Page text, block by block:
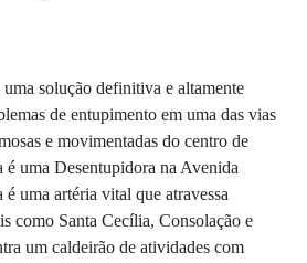
uma solução definitiva e altamente
de entupimento em uma das vias
e movimentadas do centro de
é uma Desentupidora na Avenida
uma artéria vital que atravessa
como Santa Cecília, Consolação e
um caldeirão de atividades com